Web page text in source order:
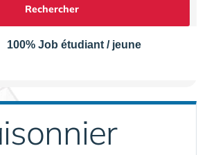
Rechercher
100% Job étudiant / jeune